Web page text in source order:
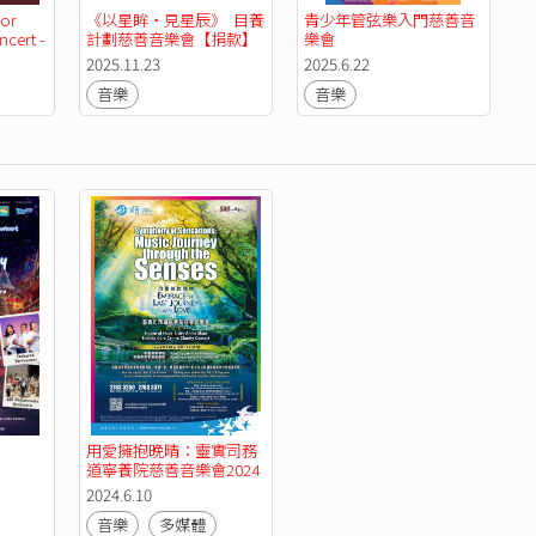
-
《以星眸‧見星辰》  目養
計劃慈善音樂會【捐款】
2025.11.23
音樂
青少年管弦樂入門慈善音
樂會
2025.6.22
音樂
用愛擁抱晚晴：靈實司務
道寧養院慈善音樂會2024
2024.6.10
音樂
多媒體